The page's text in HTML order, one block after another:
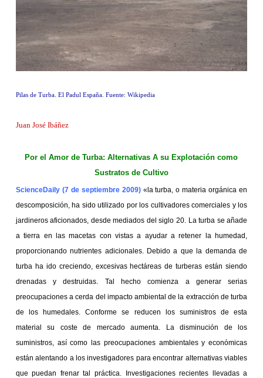
Pilas de Turba. El Padul España. Fuente: Wikipedia
Juan José Ibáñez
Por el Amor de Turba: Alternativas A su Explotación como
Sustratos de Cultivo
ScienceDaily (7 de septiembre 2009)«la turba, o materia orgánica en
descomposición, ha sido utilizado por los cultivadores comerciales y los
jardineros aficionados, desde mediados del siglo 20. La turba se añade
a tierra en las macetas con vistas a ayudar a retener la humedad,
proporcionando nutrientes adicionales. Debido a que la demanda de
turba ha ido creciendo, excesivas hectáreas de turberas están siendo
drenadas y destruidas. Tal hecho comienza a generar serias
preocupaciones a cerda del impacto ambiental de la extracción de turba
de los humedales. Conforme se reducen los suministros de esta
material su coste de mercado aumenta. La disminución de los
suministros, así como las preocupaciones ambientales y económicas
están alentando a los investigadores para encontrar alternativas viables
que puedan frenar tal práctica. Investigaciones recientes llevadas a